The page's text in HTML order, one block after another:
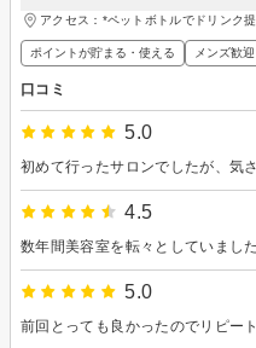
アクセス：*ペットボトルでドリンク
ポイントが貯まる・使える メンズ歓迎
口コミ
5.0
4.5
5.0